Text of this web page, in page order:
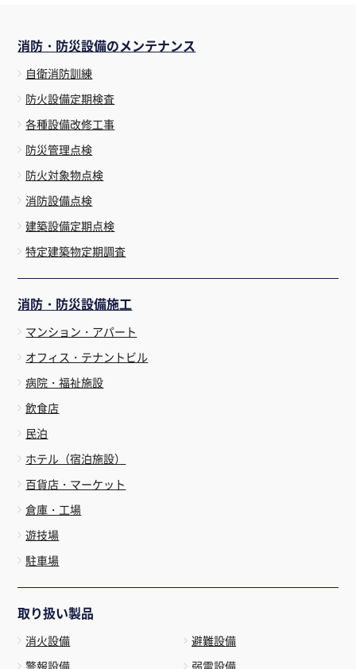
消防・防災設備のメンテナンス
自衛消防訓練
防火設備定期検査
各種設備改修工事
防災管理点検
防火対象物点検
消防設備点検
建築設備定期点検
特定建築物定期調査
消防・防災設備施工
マンション・アパート
オフィス・テナントビル
病院・福祉施設
飲食店
民泊
ホテル（宿泊施設）
百貨店・マーケット
倉庫・工場
遊技場
駐車場
取り扱い製品
消火設備
避難設備